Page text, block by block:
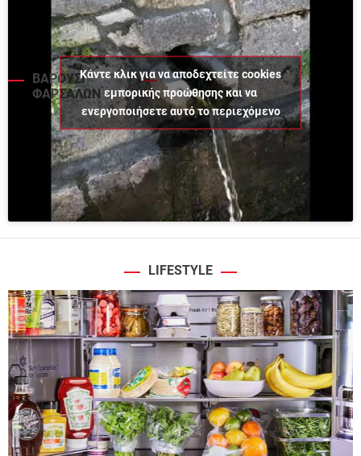
ΒΑΡΟΥΣΙ
ΦΑΡΣΑΛΩΝ
Κάντε κλικ για να αποδεχτείτε cookies
εμπορικής προώθησης και να
ενεργοποιήσετε αυτό το περιεχόμενο
LIFESTYLE